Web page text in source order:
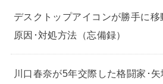
デスクトップアイコンが勝手に移
原因･対処方法（忘備録）
川口春奈が5年交際した格闘家･